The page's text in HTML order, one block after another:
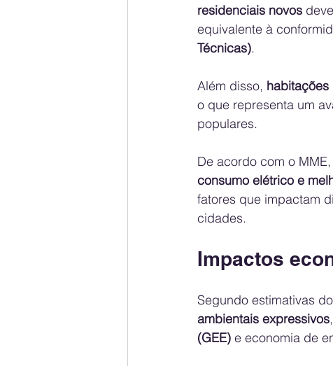
residenciais novos
equivalente à
Técnicas).
Além disso, habitações
o que representa um
populares.
De acordo com o
consumo elétrico e
fatores que impactam
cidades.
Impactos
Segundo estimativas
ambientais expressivos
(GEE) e economia de